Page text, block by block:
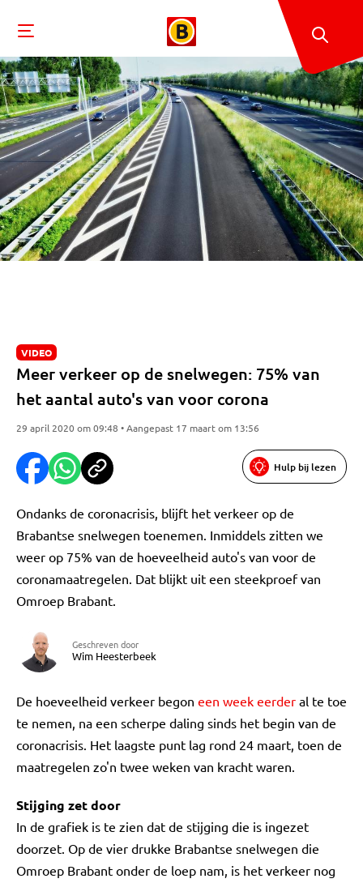
VIDEO
Meer verkeer op de snelwegen: 75% van
het aantal auto's van voor corona
29 april 2020 om 09:48 • Aangepast 17 maart om 13:56
Hulp bij lezen
Ondanks de coronacrisis, blijft het verkeer op de
Brabantse snelwegen toenemen. Inmiddels zitten we
weer op 75% van de hoeveelheid auto's van voor de
coronamaatregelen. Dat blijkt uit een steekproef van
Omroep Brabant.
Geschreven door
Wim Heesterbeek
De hoeveelheid verkeer begon een week eerder al te toe
te nemen, na een scherpe daling sinds het begin van de
coronacrisis. Het laagste punt lag rond 24 maart, toen de
maatregelen zo'n twee weken van kracht waren.
Stijging zet door
In de grafiek is te zien dat de stijging die is ingezet
doorzet. Op de vier drukke Brabantse snelwegen die
Omroep Brabant onder de loep nam, is het verkeer nog